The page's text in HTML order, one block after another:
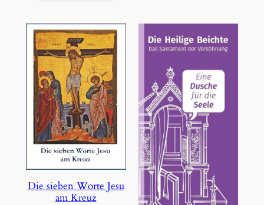
Die sieben Worte Jesu
am Kreuz